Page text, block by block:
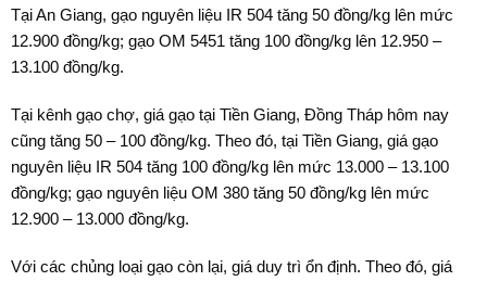
Tại An Giang, gạo nguyên liệu IR 504 tăng 50 đồng/kg lên mức
12.900 đồng/kg; gạo OM 5451 tăng 100 đồng/kg lên 12.950 –
13.100 đồng/kg.
Tại kênh gạo chợ, giá gạo tại Tiền Giang, Đồng Tháp hôm nay
cũng tăng 50 – 100 đồng/kg. Theo đó, tại Tiền Giang, giá gạo
nguyên liệu IR 504 tăng 100 đồng/kg lên mức 13.000 – 13.100
đồng/kg; gạo nguyên liệu OM 380 tăng 50 đồng/kg lên mức
12.900 – 13.000 đồng/kg.
Với các chủng loại gạo còn lại, giá duy trì ổn định. Theo đó, giá